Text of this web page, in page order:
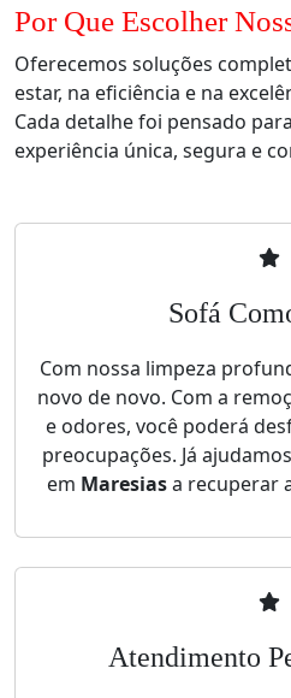
Por Que Escolher
Oferecemos soluções
estar, na eficiência e na
Cada detalhe foi pensado
experiência única, segura e
Sofá
Com nossa limpeza
novo de novo. Com a
e odores, você poderá
preocupações. Já
em Maresiasa recuperar
Atendimento